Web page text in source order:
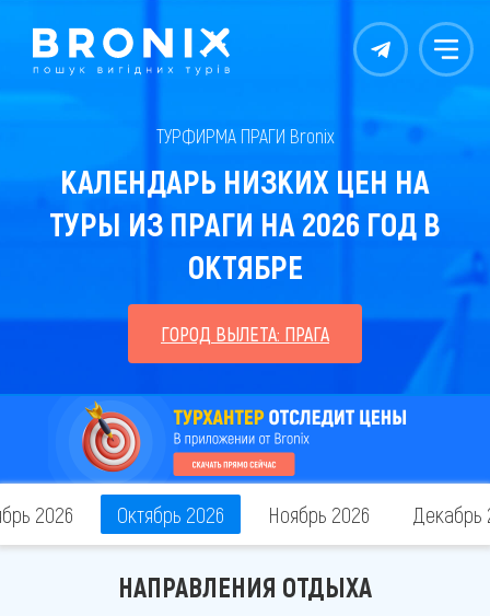
Контакты Меню
ТУРФИРМА ПРАГИ Bronix
КАЛЕНДАРЬ НИЗКИХ ЦЕН НА
ТУРЫ ИЗ ПРАГИ НА 2026 ГОД В
ОКТЯБРЕ
ГОРОД ВЫЛЕТА: ПРАГА
2026 Октябрь 2026 Ноябрь 2026 Декабрь
НАПРАВЛЕНИЯ ОТДЫХА